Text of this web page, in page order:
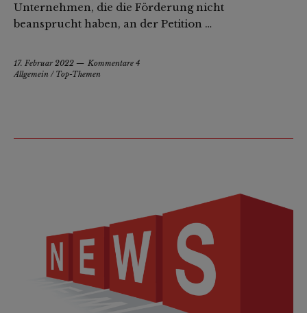
Unternehmen, die die Förderung nicht
beansprucht haben, an der Petition …
17. Februar 2022
Kommentare 4
Allgemein / Top-Themen